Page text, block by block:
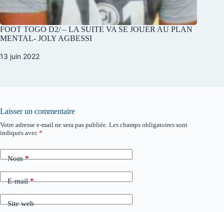
FOOT TOGO D2/ – LA SUITE VA SE JOUER AU PLAN
MENTAL- JOLY AGBESSI
13 juin 2022
Laisser un commentaire
Votre adresse e-mail ne sera pas publiée. Les champs obligatoires sont
indiqués avec *
Nom*
E-mail*
Site web